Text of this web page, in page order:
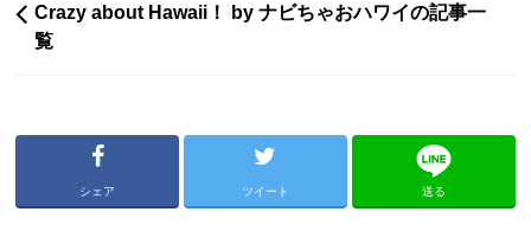
Crazy about Hawaii！ by ナビちゃおハワイの記事一
覧
シェア ツイート 送る